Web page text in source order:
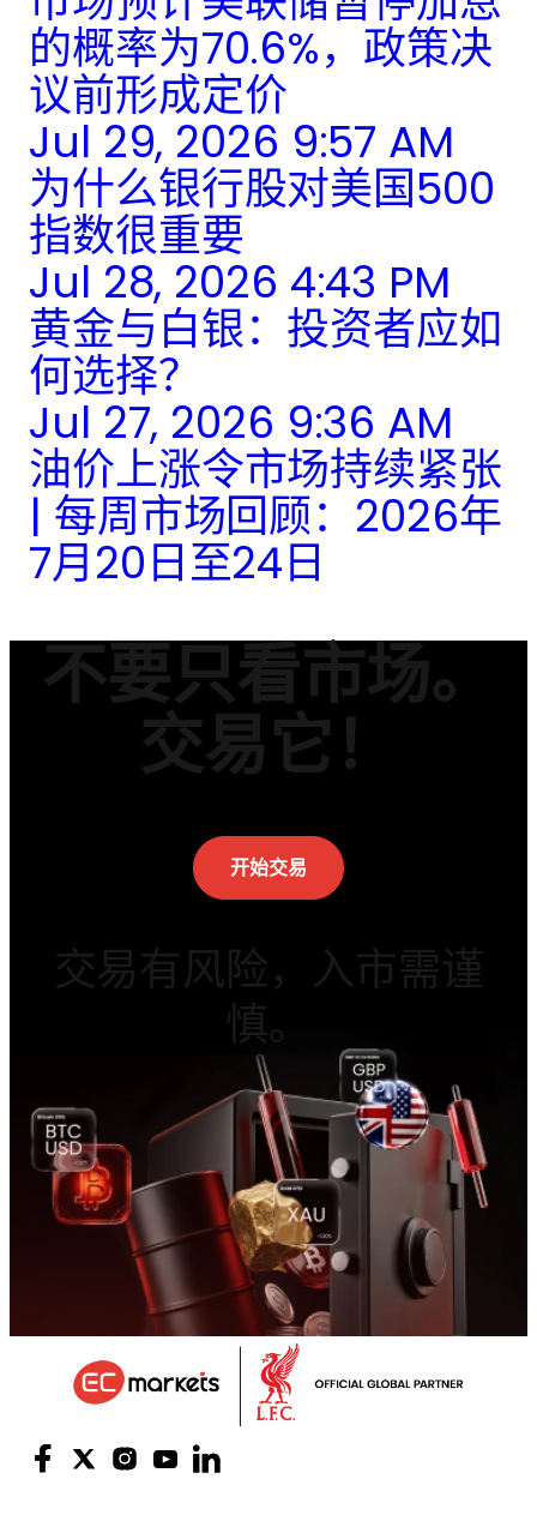
的概率为70.6%，政策决
议前形成定价
Jul 29, 2026 9:57 AM
为什么银行股对美国500
指数很重要
Jul 28, 2026 4:43 PM
黄金与白银：投资者应如
何选择？
Jul 27, 2026 9:36 AM
油价上涨令市场持续紧张
| 每周市场回顾：2026年
7月20日至24日
不要只看市场。
交易它！
开始交易
交易有风险，入市需谨
慎。